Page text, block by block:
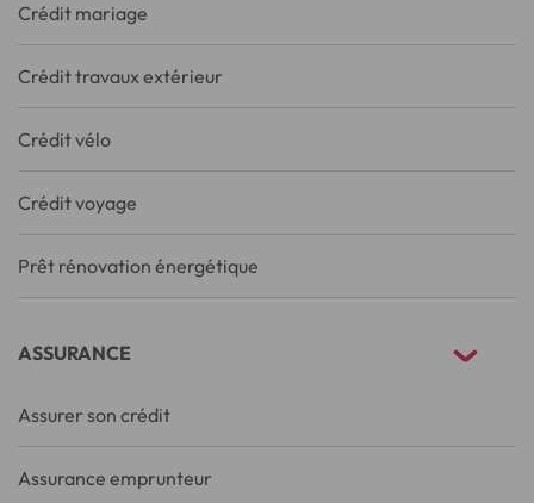
Crédit mariage
Crédit travaux extérieur
Crédit vélo
Crédit voyage
Prêt rénovation énergétique
ASSURANCE
Assurer son crédit
Assurance emprunteur